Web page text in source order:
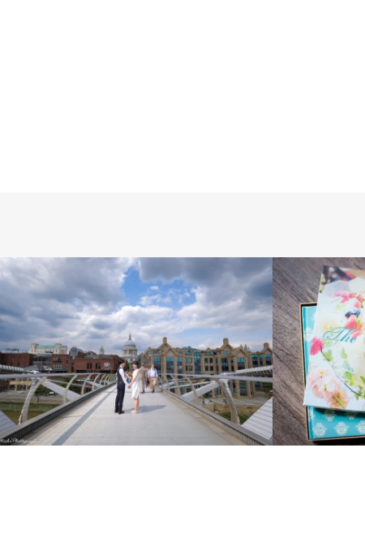
PRODUCTS WEDDING WEDDING
DAY
WEDDING